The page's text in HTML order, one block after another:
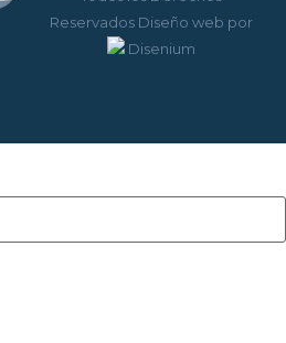
Reservados Diseño web por
Disenium